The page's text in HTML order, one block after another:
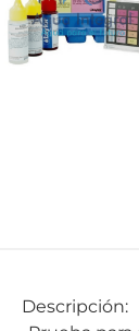
Descripción: